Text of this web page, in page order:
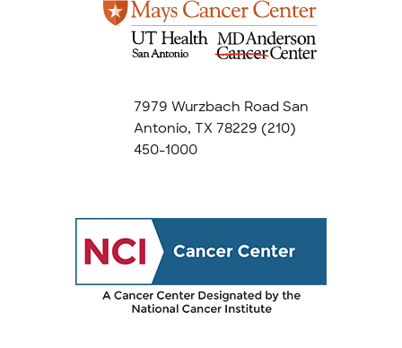
7979 Wurzbach Road San
Antonio, TX 78229 (210)
450-1000